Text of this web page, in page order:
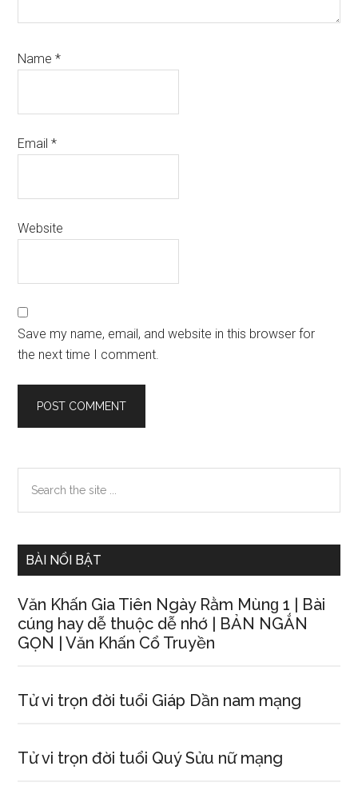
Name*
Email*
Website
Save my name, email, and website in this browser for
the next time I comment.
Primary
Sidebar
the
BÀI NỔI BẬT
Văn Khấn Gia Tiên Ngày Rằm Mùnɡ 1 | Bài
cúnɡ hay dễ thuộc dễ nhớ | BẢN NGẮN
GỌN | Văn Khấn Cổ Truyền
Tử vi trọn đời tuổi Giáp Dần nam mạng
Tử vi trọn đời tuổi Quý Sửu nữ mạng